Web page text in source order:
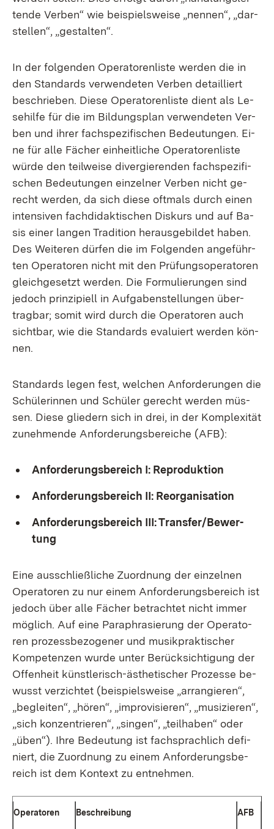
ten­de Ver­ben“ wie bei­spiels­wei­se „nen­nen“, „dar­
stel­len“, „ge­stal­ten“.
In der fol­gen­den Ope­ra­to­ren­lis­te wer­den die in
den Stan­dards ver­wen­de­ten Ver­ben de­tail­liert
be­schrie­ben. Die­se Ope­ra­to­ren­lis­te dient als Le­
se­hil­fe für die im Bil­dungs­plan ver­wen­de­ten Ver­
ben und ih­rer fach­spe­zi­fi­schen Be­deu­tun­gen. Ei­
ne für al­le Fä­cher ein­heit­li­che Ope­ra­to­ren­lis­te
wür­de den teil­wei­se di­ver­gie­ren­den fach­spe­zi­fi­
schen Be­deu­tun­gen ein­zel­ner Ver­ben nicht ge­
recht wer­den, da sich die­se oft­mals durch ei­nen
in­ten­si­ven fach­di­dak­ti­schen Dis­kurs und auf Ba­
sis ei­ner lan­gen Tra­di­ti­on her­aus­ge­bil­det ha­ben.
Des Wei­te­ren dür­fen die im Fol­gen­den an­ge­führ­
ten Ope­ra­to­ren nicht mit den Prü­fungs­ope­ra­to­ren
gleich­ge­setzt wer­den. Die For­mu­lie­run­gen sind
je­doch prin­zi­pi­ell in Auf­ga­ben­stel­lun­gen über­
trag­bar; so­mit wird durch die Ope­ra­to­ren auch
sicht­bar, wie die Stan­dards eva­lu­iert wer­den kön­
nen.
Stan­dards le­gen fest, wel­chen An­for­de­run­gen die
Schü­le­rin­nen und Schü­ler ge­recht wer­den müs­
sen. Die­se glie­dern sich in drei, in der Kom­ple­xi­tät
zu­neh­men­de An­for­de­rungs­be­rei­che (AFB):
An­for­de­rungs­be­reich I: Re­pro­duk­ti­on
An­for­de­rungs­be­reich II: Re­or­ga­ni­sa­ti­on
An­for­de­rungs­be­reich III: Trans­fer/Be­wer­
tung
Ei­ne aus­schließ­li­che Zu­ord­nung der ein­zel­nen
Ope­ra­to­ren zu nur ei­nem An­for­de­rungs­be­reich ist
je­doch über al­le Fä­cher be­trach­tet nicht im­mer
mög­lich. Auf ei­ne Pa­ra­phra­sie­rung der Ope­ra­to­
ren pro­zess­be­zo­ge­ner und mu­sik­prak­ti­scher
Kom­pe­ten­zen wur­de un­ter Be­rück­sich­ti­gung der
Of­fen­heit künst­le­risch-äs­the­ti­scher Pro­zes­se be­
wusst ver­zich­tet (bei­spiels­wei­se „ar­ran­gie­ren“,
„be­glei­ten“, „hö­ren“, „im­pro­vi­sie­ren“, „mu­si­zie­ren“,
„sich kon­zen­trie­ren“, „sin­gen“, „teil­ha­ben“ oder
„üben“). Ih­re Be­deu­tung ist fach­sprach­lich de­fi­
niert, die Zu­ord­nung zu ei­nem An­for­de­rungs­be­
reich ist dem Kon­text zu ent­neh­men.
Ope­ra­to­ren Be­schrei­bung AFB